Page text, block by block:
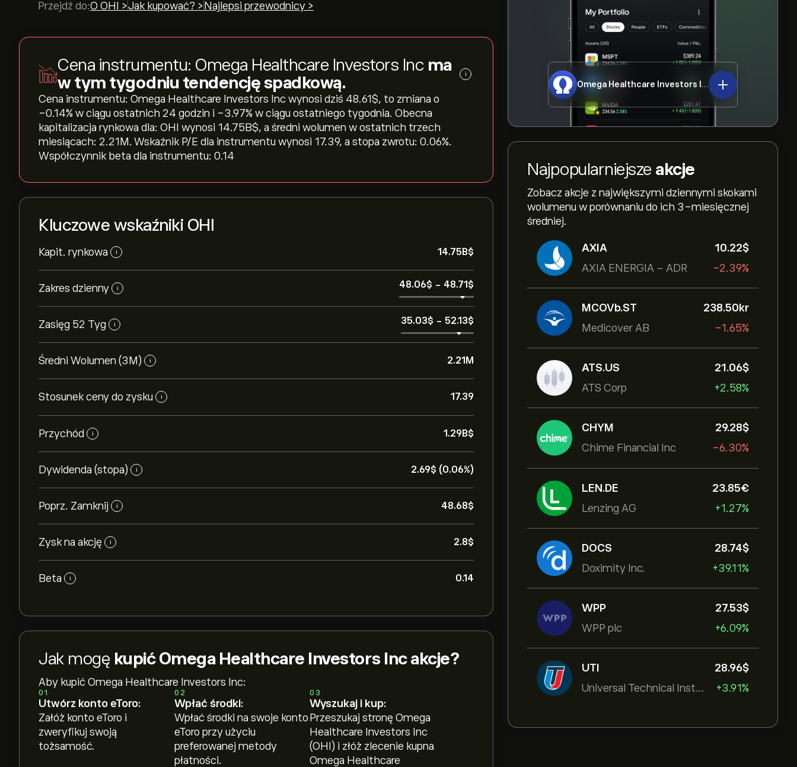
Omega Healthcare Investors Inc OHI
Najpopularniejsze akcje
Zobacz akcje z największymi dziennymi skokami
wolumenu w porównaniu do ich 3-miesięcznej
średniej.
AXIA
AXIA ENERGIA - ADR
10.22‎$‎
-2.39%
MCOVb.ST
Medicover AB
238.50‎kr‎
-1.65%
ATS.US
ATS Corp
21.06‎$‎
+2.58%
CHYM
Chime Financial Inc
29.28‎$‎
-6.30%
LEN.DE
Lenzing AG
23.85‎€‎
+1.27%
DOCS
Doximity Inc.
28.74‎$‎
+39.11%
WPP
WPP plc
27.53‎$‎
+6.09%
UTI
Universal Technical Institut
28.96‎$‎
+3.91%
Przejdź do:O OHI >Jak kupować? > Najlepsi przewodnicy >
Cena instrumentu: Omega Healthcare Investors Inc ma
w tym tygodniu tendencję spadkową.
i
Cena instrumentu: Omega Healthcare Investors Inc wynosi dziś 48.61‎$‎, to zmiana o
‎-0.14‎% w ciągu ostatnich 24 godzin i ‎-3.97‎% w ciągu ostatniego tygodnia. Obecna
kapitalizacja rynkowa dla: OHI wynosi 14.75B‎$‎, a średni wolumen w ostatnich trzech
miesiącach: 2.21M. Wskaźnik P/E dla instrumentu wynosi 17.39, a stopa zwrotu: 0.06%.
Współczynnik beta dla instrumentu: 0.14
Kluczowe wskaźniki OHI
Kapit. rynkowa i 14.75B‎$‎
Zakres dzienny i 48.06‎$‎ - 48.71‎$‎
Zasięg 52 Tyg i 35.03‎$‎ - 52.13‎$‎
Średni Wolumen (3M) i 2.21M
Stosunek ceny do zysku i 17.39
Przychód i 1.29B‎$‎
Dywidenda (stopa) i 2.69‎$‎ (0.06%)
Poprz. Zamknij i 48.68‎$‎
Zysk na akcję i 2.8‎$‎
Beta i 0.14
Jak mogę kupić Omega Healthcare Investors Inc akcje?
Aby kupić Omega Healthcare Investors Inc:
01
Utwórz konto eToro:
Załóż konto eToro i
zweryfikuj swoją
tożsamość.
02
Wpłać środki:
Wpłać środki na swoje konto
eToro przy użyciu
preferowanej metody
płatności.
03
Wyszukaj i kup:
Przeszukaj stronę Omega
Healthcare Investors Inc
(OHI) i złóż zlecenie kupna
Omega Healthcare